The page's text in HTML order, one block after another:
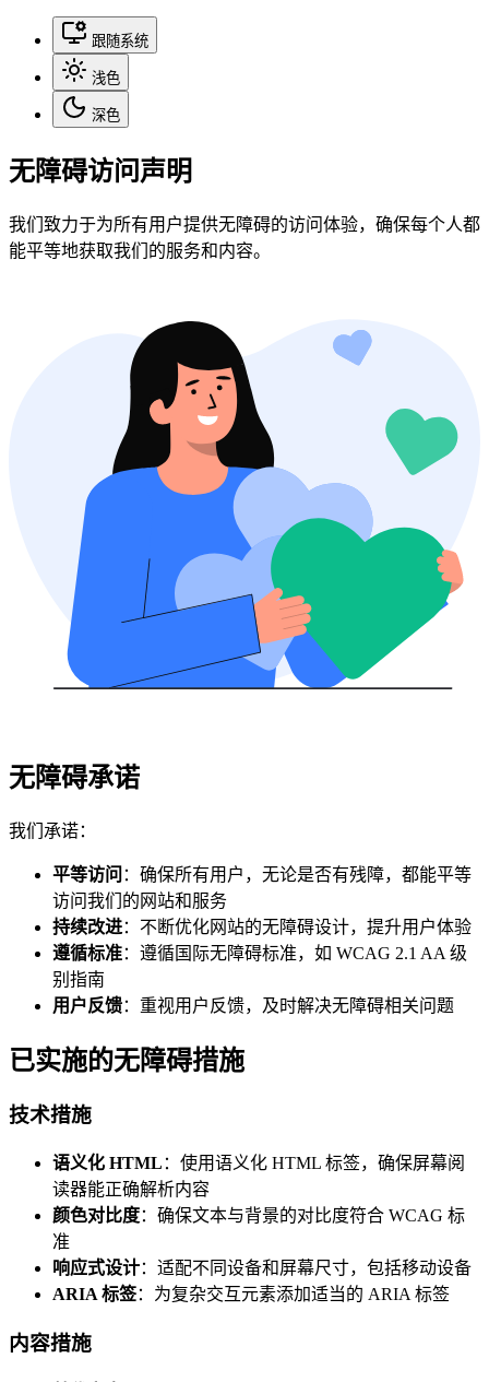
跟随系统
浅色
深色
无障碍访问声明
我们致力于为所有用户提供无障碍的访问体验，确保每个人都
能平等地获取我们的服务和内容。
无障碍承诺
我们承诺：
平等访问 ：确保所有用户，无论是否有残障，都能平等
访问我们的网站和服务
持续改进：不断优化网站的无障碍设计，提升用户体验
遵循标准：遵循国际无障碍标准，如 WCAG 2.1 AA 级
别指南
用户反馈：重视用户反馈，及时解决无障碍相关问题
已实施的无障碍措施
技术措施
语义化 HTML ：使用语义化 HTML 标签，确保屏幕阅
读器能正确解析内容
颜色对比度：确保文本与背景的对比度符合 WCAG 标
准
响应式设计：适配不同设备和屏幕尺寸，包括移动设备
ARIA 标签：为复杂交互元素添加适当的 ARIA 标签
内容措施